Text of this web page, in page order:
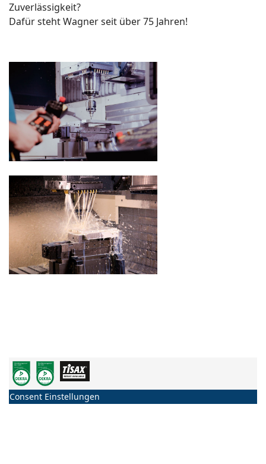
Zuverlässigkeit?
Dafür steht Wagner seit über 75 Jahren!
Consent Einstellungen